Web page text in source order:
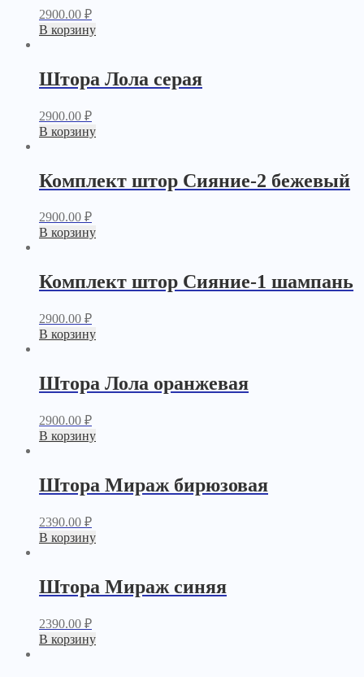
2900.00 ₽
В корзину
Штора Лола серая
2900.00 ₽
В корзину
Комплект штор Сияние-2 бежевый
2900.00 ₽
В корзину
Комплект штор Сияние-1 шампань
2900.00 ₽
В корзину
Штора Лола оранжевая
2900.00 ₽
В корзину
Штора Мираж бирюзовая
2390.00 ₽
В корзину
Штора Мираж синяя
2390.00 ₽
В корзину